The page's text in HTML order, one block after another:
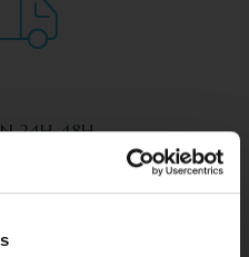
24H-48H
en 24/48h hábiles con una
días desde la fecha de la